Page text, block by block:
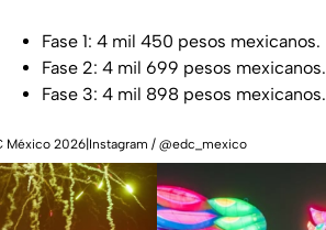
Fase 1: 4 mil 450 pesos mexicanos.
Fase 2: 4 mil 699 pesos mexicanos.
Fase 3: 4 mil 898 pesos mexicanos.
México 2026|Instagram / @edc_mexico